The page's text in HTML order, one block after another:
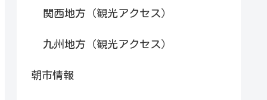
関西地方（観光アクセス）
九州地方（観光アクセス）
朝市情報